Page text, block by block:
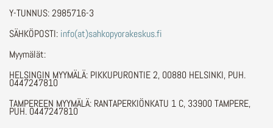
Y-TUNNUS: 2985716-3
SÄHKÖPOSTI: info(at)sahkopyorakeskus.fi
Myymälät:
HELSINGIN MYYMÄLÄ: PIKKUPURONTIE 2, 00880 HELSINKI, PUH.
0447247810
TAMPEREEN MYYMÄLÄ: RANTAPERKIÖNKATU 1 C, 33900 TAMPERE,
PUH. 0447247810